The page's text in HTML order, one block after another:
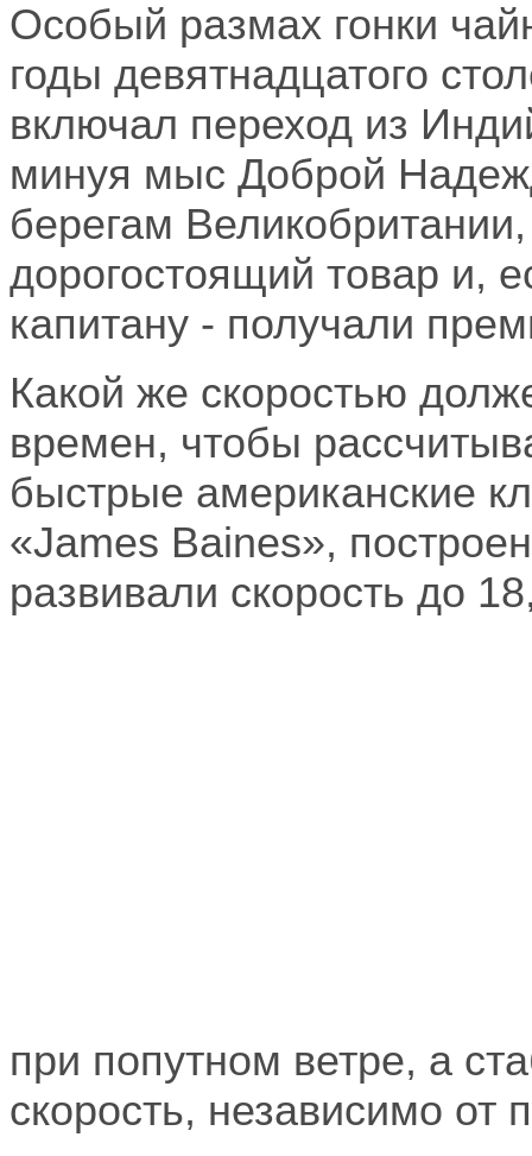
Особый размах гонки
годы девятнадцатого
включал переход из
минуя мыс Доброй
берегам
дорогостоящий товар и,
капитану - получали
Какой же скоростью
времен, чтобы
быстрые американские
«James Baines»,
развивали скорость до
при попутном ветре, а
скорость, независимо от